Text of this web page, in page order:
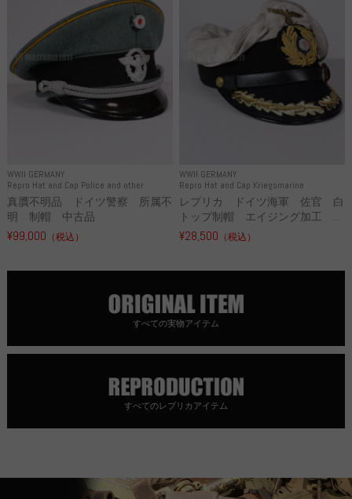
WWII GERMANY
Repro Hat and Cap Police and other
真贋不明品 ドイツ警察 所属不
明 制帽 中古品
¥99,000 （税込）
WWII GERMANY
Repro Hat and Cap Kriegsmarine
レプリカ ドイツ海軍 佐官 白
トップ制帽 エイジング加工 ...
¥28,500 （税込）
すべての実物アイテム
すべてのレプリカアイテム